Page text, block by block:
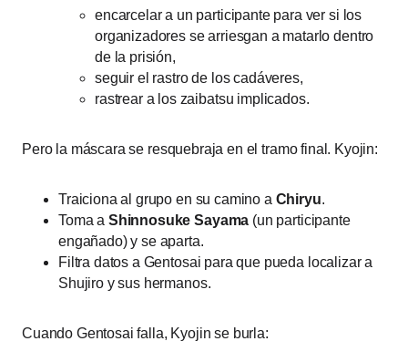
encarcelar a un participante para ver si los
organizadores se arriesgan a matarlo dentro
de la prisión,
seguir el rastro de los cadáveres,
rastrear a los zaibatsu implicados.
Pero la máscara se resquebraja en el tramo final. Kyojin:
Traiciona al grupo en su camino a Chiryu.
Toma a Shinnosuke Sayama (un participante
engañado) y se aparta.
Filtra datos a Gentosai para que pueda localizar a
Shujiro y sus hermanos.
Cuando Gentosai falla, Kyojin se burla: